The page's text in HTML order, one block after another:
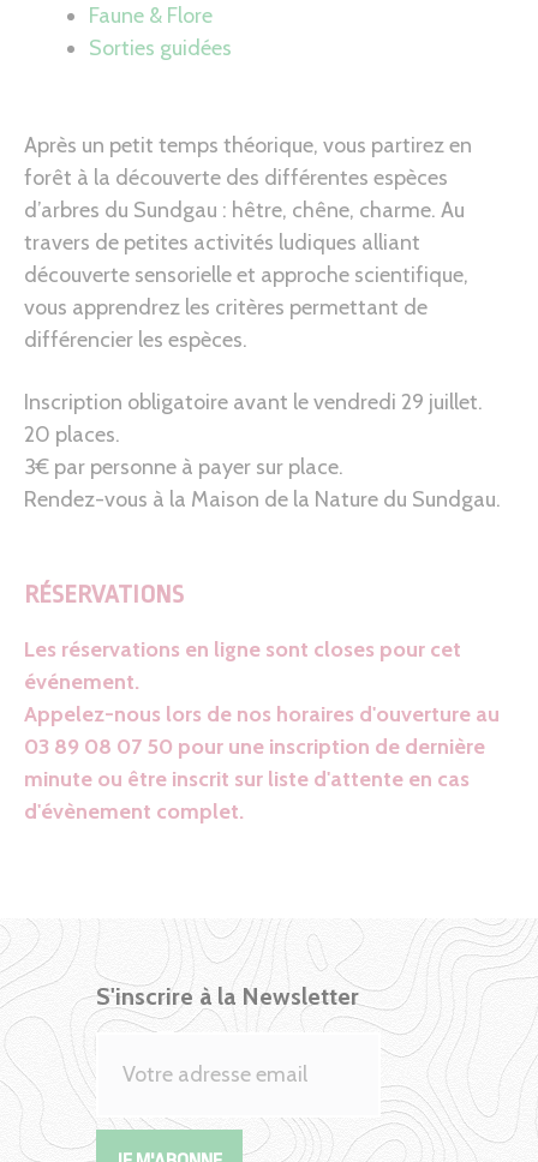
Faune & Flore
Sorties guidées
Après un petit temps théorique, vous partirez en
forêt à la découverte des différentes espèces
d’arbres du Sundgau : hêtre, chêne, charme. Au
travers de petites activités ludiques alliant
découverte sensorielle et approche scientifique,
vous apprendrez les critères permettant de
différencier les espèces.
Inscription obligatoire avant le vendredi 29 juillet.
20 places.
3€ par personne à payer sur place.
Rendez-vous à la Maison de la Nature du Sundgau.
RÉSERVATIONS
Les réservations en ligne sont closes pour cet
événement.
Appelez-nous lors de nos horaires d'ouverture au
03 89 08 07 50 pour une inscription de dernière
minute ou être inscrit sur liste d'attente en cas
d'évènement complet.
S'inscrire à la Newsletter